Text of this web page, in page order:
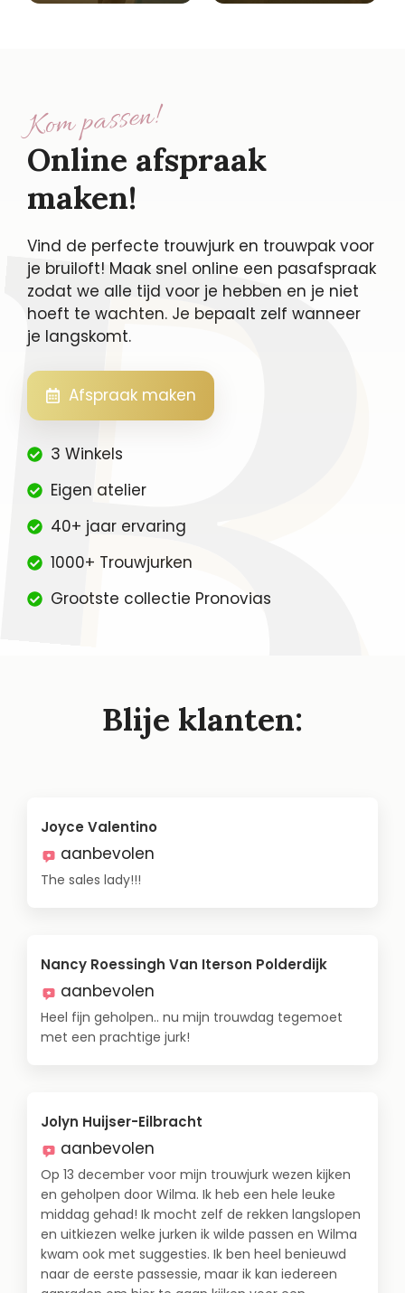
Kom passen!
Online afspraak
maken!
Vind de perfecte trouwjurk en trouwpak voor
je bruiloft! Maak snel online een pasafspraak
zodat we alle tijd voor je hebben en je niet
hoeft te wachten. Je bepaalt zelf wanneer
je langskomt.
Afspraak maken
3 Winkels
Eigen atelier
40+ jaar ervaring
1000+ Trouwjurken
Grootste collectie Pronovias
Blije klanten:
Joyce Valentino
aanbevolen
The sales lady!!!
Nancy Roessingh Van Iterson Polderdijk
aanbevolen
Heel fijn geholpen.. nu mijn trouwdag tegemoet
met een prachtige jurk!
Jolyn Huijser-Eilbracht
aanbevolen
Op 13 december voor mijn trouwjurk wezen kijken
en geholpen door Wilma. Ik heb een hele leuke
middag gehad! Ik mocht zelf de rekken langslopen
en uitkiezen welke jurken ik wilde passen en Wilma
kwam ook met suggesties. Ik ben heel benieuwd
naar de eerste passessie, maar ik kan iedereen